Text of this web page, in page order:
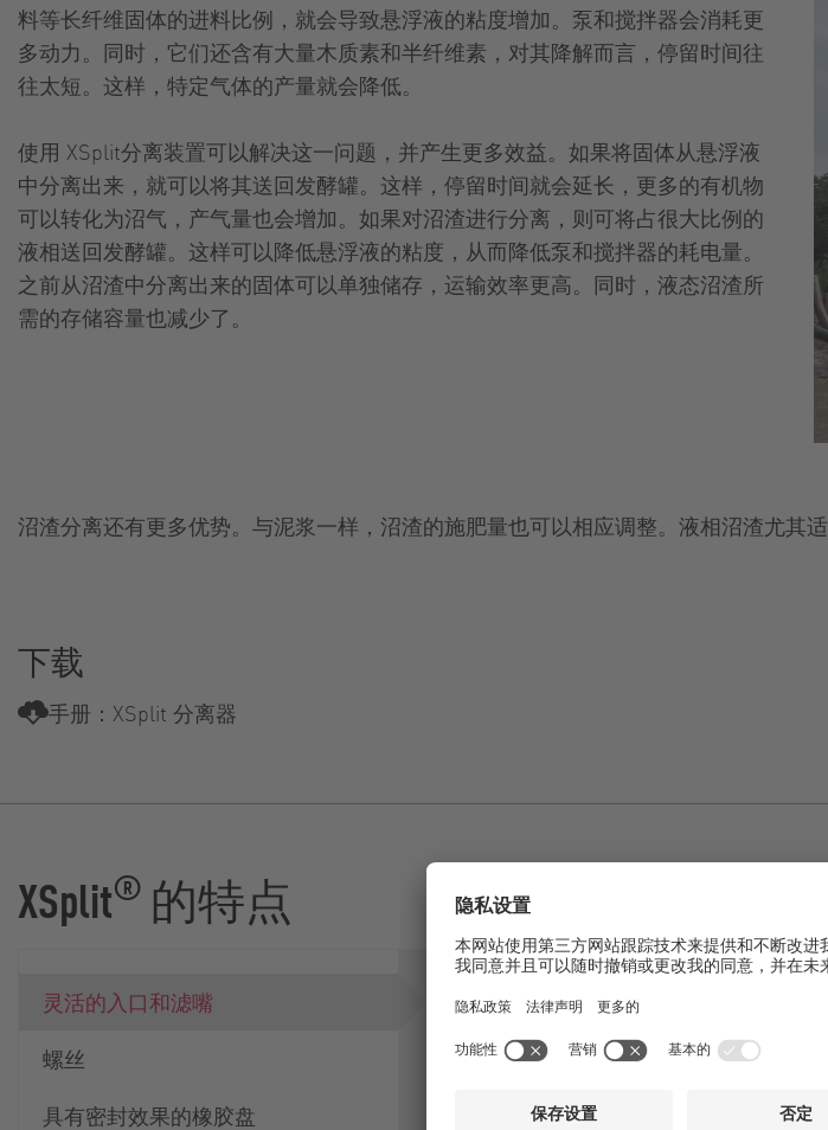
料等长纤维固体的进料比例，就会导致悬浮液的粘度增加。泵和搅拌器会消耗更
多动力。同时，它们还含有大量木质素和半纤维素，对其降解而言，停留时间往
往太短。这样，特定气体的产量就会降低。
使用 XSplit分离装置可以解决这一问题，并产生更多效益。如果将固体从悬浮液
中分离出来，就可以将其送回发酵罐。这样，停留时间就会延长，更多的有机物
可以转化为沼气，产气量也会增加。如果对沼渣进行分离，则可将占很大比例的
液相送回发酵罐。这样可以降低悬浮液的粘度，从而降低泵和搅拌器的耗电量。
之前从沼渣中分离出来的固体可以单独储存，运输效率更高。同时，液态沼渣所
需的存储容量也减少了。
沼渣分离还有更多优势。与泥浆一样，沼渣的施肥量也可以相应调整。液相沼渣尤其
下载
手册：XSplit 分离器
XSplit® 的特点
灵活的入口和滤嘴
螺丝
具有密封效果的橡胶盘
增量旋转，并且可以安装在顶部
和底部，接头尺寸为6英寸。这